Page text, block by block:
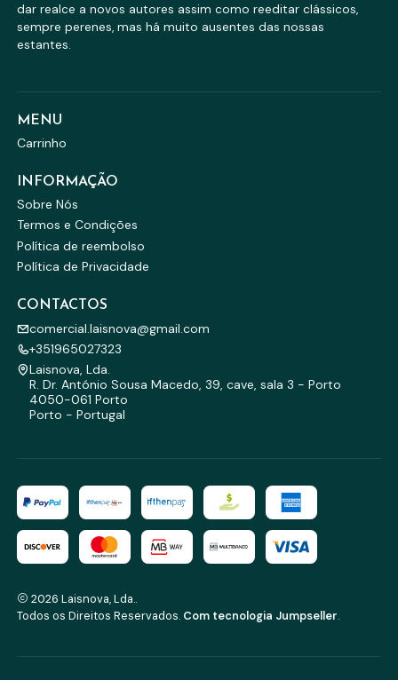
dar realce a novos autores assim como reeditar clássicos,
sempre perenes, mas há muito ausentes das nossas
estantes.
MENU
Carrinho
INFORMAÇÃO
Sobre Nós
Termos e Condições
Política de reembolso
Política de Privacidade
CONTACTOS
comercial.laisnova@gmail.com
+351965027323
Laisnova, Lda.
R. Dr. António Sousa Macedo, 39, cave, sala 3 - Porto
4050-061 Porto
Porto - Portugal
2026 Laisnova, Lda..
Todos os Direitos Reservados. Com tecnologia Jumpseller.